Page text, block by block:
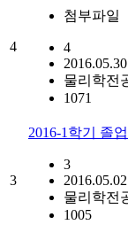
4
첨부파일
4
2016.05.30
물리학전
1071
3
2016-1학기 졸
3
2016.05.02
물리학전
1005